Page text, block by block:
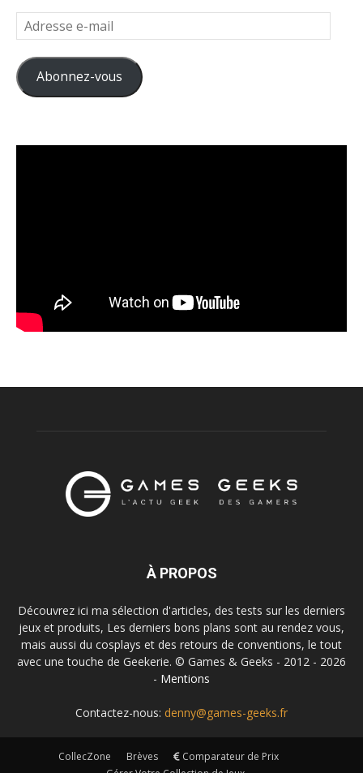
Adresse
e-
mail
Abonnez-vous
À PROPOS
Découvrez ici ma sélection d'articles, des tests sur les derniers
jeux et produits, Les derniers bons plans sont au rendez vous,
mais aussi du cosplays et des retours de conventions, le tout
avec une touche de Geekerie. © Games & Geeks - 2012 - 2026
- Mentions
Contactez-nous: denny@games-geeks.fr
CollecZone Brèves
Comparateur de Prix